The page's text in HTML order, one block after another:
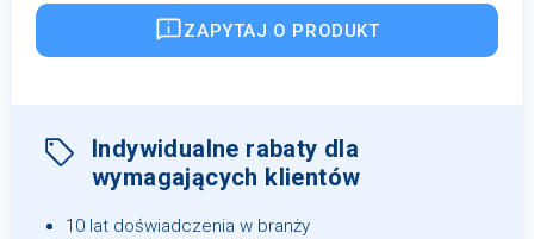
ZAPYTAJ O PRODUKT
Indywidualne rabaty dla
wymagających klientów
10 lat doświadczenia w branży